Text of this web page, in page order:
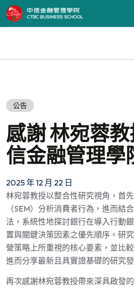
公告
感謝 林宛蓉
信金融管理學
2025 年 12 月 22 日
林宛蓉教授以整合性研究視角，首
（SEM）分析消費者行為，進而結
法，系統性地探討銀行在導入行動
置與關鍵決策因素之優先順序。研
營策略上所重視的核心要素，並比
進而分享最新且具實證基礎的研究發
再次感謝林宛蓉教授帶來深具啟發